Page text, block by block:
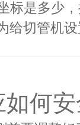
标是多少
给切管机
何